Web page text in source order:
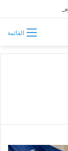
القائمة